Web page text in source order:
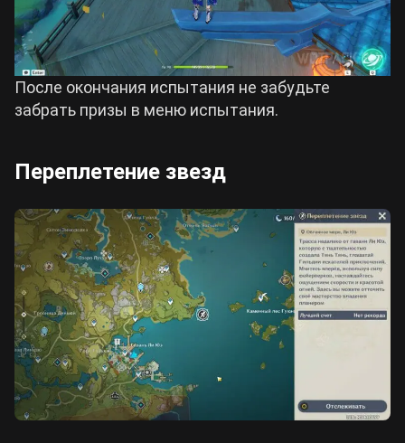
После окончания испытания не забудьте
забрать призы в меню испытания.
Переплетение звезд